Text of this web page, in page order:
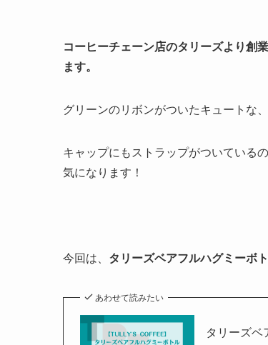
コーヒーチェーン店のタリーズより創
ます。
グリーンのリボンがついたキュートな、
キャップにもストラップがついている
気になります！
今回は、 タリーズベアフルハグミーボ
あわせて読みたい
タリーズベ